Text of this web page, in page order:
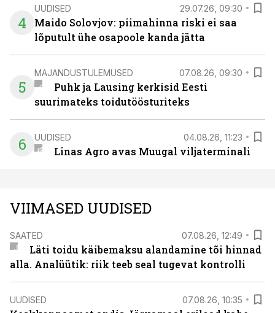
4
UUDISED 29.07.26, 09:30
Maido Solovjov: piimahinna riski ei saa
lõputult ühe osapoole kanda jätta
5
MAJANDUSTULEMUSED 07.08.26, 09:30
Puhk ja Lausing kerkisid Eesti
suurimateks toidutöösturiteks
6 UUDISED 04.08.26, 11:23
Linas Agro avas Muugal viljaterminali
VIIMASED UUDISED
SAATED 07.08.26, 12:49
Läti toidu käibemaksu alandamine tõi hinnad
alla. Analüütik: riik teeb seal tugevat kontrolli
UUDISED 07.08.26, 10:35